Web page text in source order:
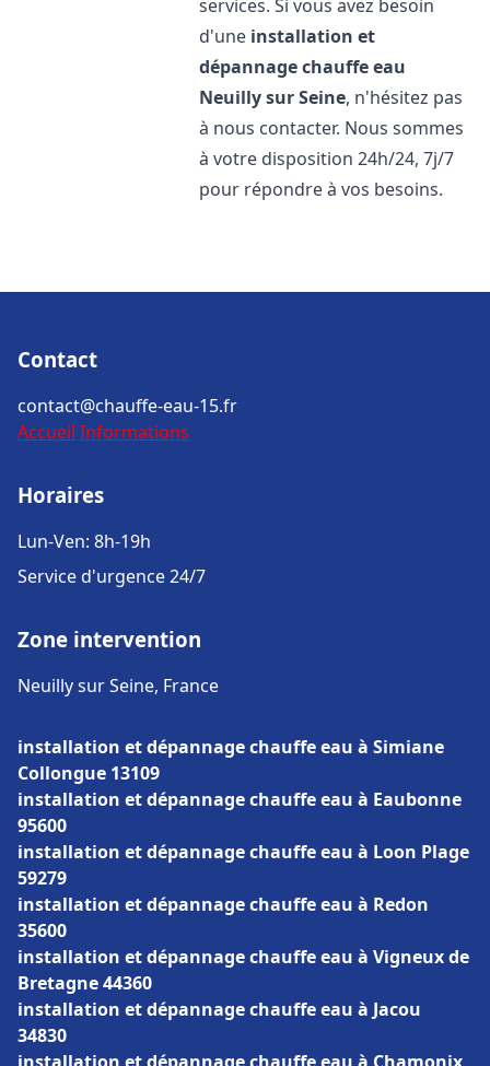
services. Si vous avez besoin
d'une installation et
dépannage chauffe eau
Neuilly sur Seine, n'hésitez pas
à nous contacter. Nous sommes
à votre disposition 24h/24, 7j/7
pour répondre à vos besoins.
Contact
contact@chauffe-eau-15.fr
Accueil Informations
Horaires
Lun-Ven: 8h-19h
Service d'urgence 24/7
Zone intervention
Neuilly sur Seine, France
installation et dépannage chauffe eau à Simiane
Collongue 13109
installation et dépannage chauffe eau à Eaubonne
95600
installation et dépannage chauffe eau à Loon Plage
59279
installation et dépannage chauffe eau à Redon
35600
installation et dépannage chauffe eau à Vigneux de
Bretagne 44360
installation et dépannage chauffe eau à Jacou
34830